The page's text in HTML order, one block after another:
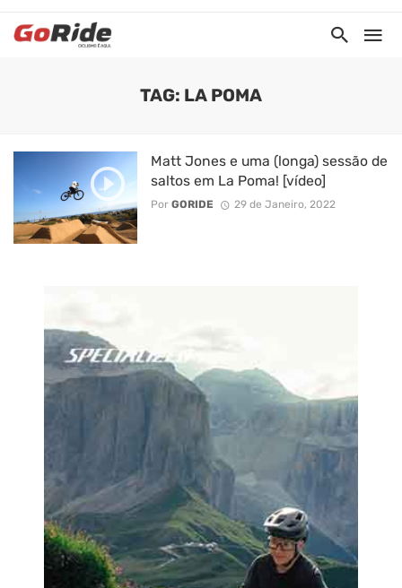
TAG: LA POMA
Matt Jones e uma (longa) sessão de
saltos em La Poma! [vídeo]
Por GORIDE 29 de Janeiro, 2022